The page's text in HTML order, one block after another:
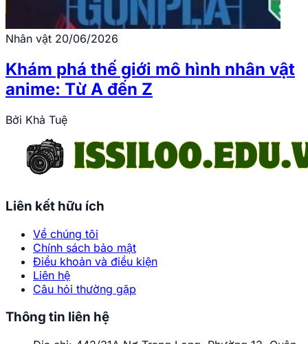
Nhân vật 20/06/2026
Khám phá thế giới mô hình nhân vật
anime: Từ A đến Z
Bởi Khả Tuệ
Liên kết hữu ích
Về chúng tôi
Chính sách bảo mật
Điều khoản và điều kiện
Liên hệ
Câu hỏi thường gặp
Thông tin liên hệ